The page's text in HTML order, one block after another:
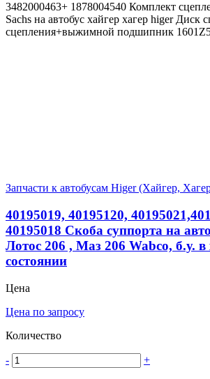
3482000463+ 1878004540 Комплект
Sachs на автобус хайгер хагер higer Диск
сцепления+выжимной подшипник
Запчасти к автобусам Higer (Хайгер,
40195019, 40195120,
40195018 Скоба суппорта на
Лотос 206 , Маз 206 Wabco, б.у.
состоянии
Цена
Цена по запросу
Количество
- +